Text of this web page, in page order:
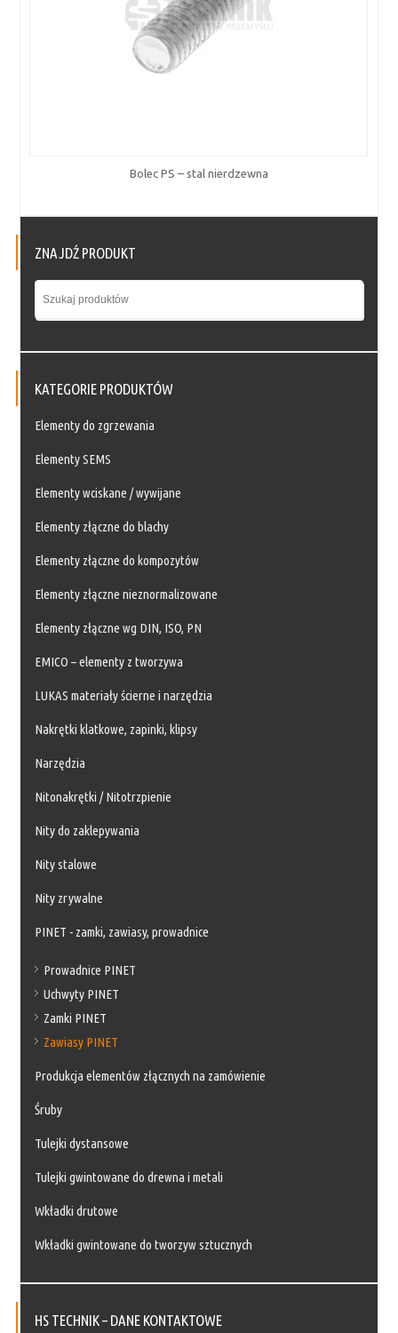
Bolec PS – stal nierdzewna
ZNAJDŹ PRODUKT
KATEGORIE PRODUKTÓW
Elementy do zgrzewania
Elementy SEMS
Elementy wciskane / wywijane
Elementy złączne do blachy
Elementy złączne do kompozytów
Elementy złączne nieznormalizowane
Elementy złączne wg DIN, ISO, PN
EMICO – elementy z tworzywa
LUKAS materiały ścierne i narzędzia
Nakrętki klatkowe, zapinki, klipsy
Narzędzia
Nitonakrętki / Nitotrzpienie
Nity do zaklepywania
Nity stalowe
Nity zrywalne
PINET - zamki, zawiasy, prowadnice
Prowadnice PINET
Uchwyty PINET
Zamki PINET
Zawiasy PINET
Produkcja elementów złącznych na zamówienie
Śruby
Tulejki dystansowe
Tulejki gwintowane do drewna i metali
Wkładki drutowe
Wkładki gwintowane do tworzyw sztucznych
HS TECHNIK – DANE KONTAKTOWE